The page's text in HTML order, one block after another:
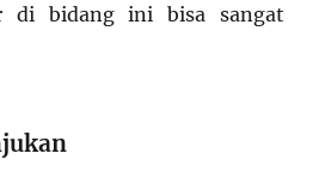
di bidang ini bisa sangat